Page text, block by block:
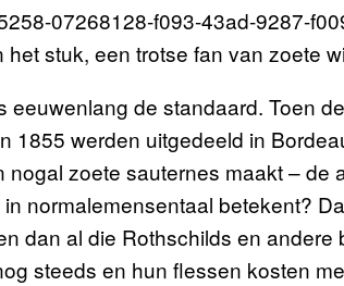
het stuk, een trotse fan van zoete
eeuwenlang de standaard. Toen
1855 werden uitgedeeld in
nogal zoete sauternes maakt – de
in normalemensentaal betekent?
dan al die Rothschilds en
steeds en hun flessen kosten